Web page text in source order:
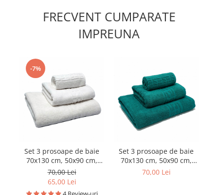
FRECVENT CUMPARATE
IMPREUNA
-7%
Set 3 prosoape de baie
70x130 cm, 50x90 cm,
30x50 cm, bumbac, alb
70,00 Lei
65,00 Lei
Set 3 prosoape de baie
70x130 cm, 50x90 cm,
30x50 cm, bumbac, verde
70,00 Lei